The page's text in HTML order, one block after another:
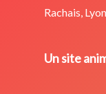
Rachais,
Un site